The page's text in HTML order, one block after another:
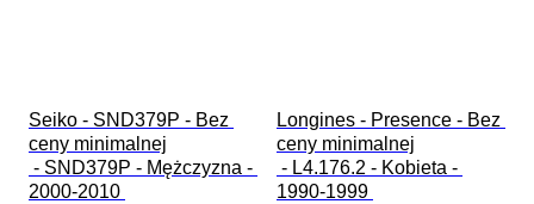
Seiko - SND379P - Bez
ceny minimalnej
2000-2010
Longines - Presence - Bez
ceny minimalnej
1990-1999